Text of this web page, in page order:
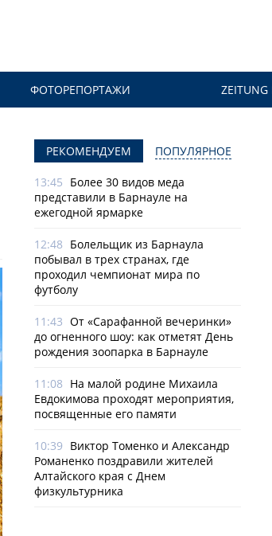
ФОТОРЕПОРТАЖИ ZEITUNG
РЕКОМЕНДУЕМ ПОПУЛЯРНОЕ
13:45 Более 30 видов меда
представили в Барнауле на
ежегодной ярмарке
12:48 Болельщик из Барнаула
побывал в трех странах, где
проходил чемпионат мира по
футболу
11:43 От «Сарафанной вечеринки»
до огненного шоу: как отметят День
рождения зоопарка в Барнауле
11:08 На малой родине Михаила
Евдокимова проходят мероприятия,
посвященные его памяти
10:39 Виктор Томенко и Александр
Романенко поздравили жителей
Алтайского края с Днем
физкультурника